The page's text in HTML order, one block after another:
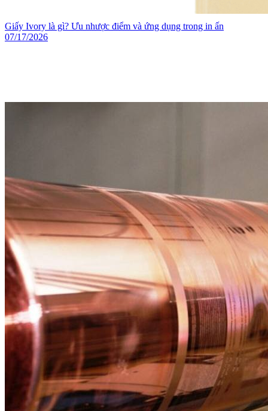
Giấy Ivory là gì? Ưu nhược điểm và ứng dụng trong in ấn
07/17/2026